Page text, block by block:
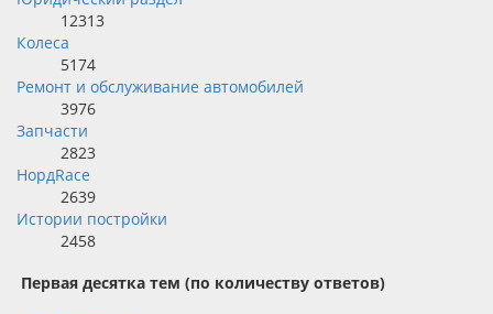
12313
Колеса
5174
Ремонт и обслуживание автомобилей
3976
Запчасти
2823
НордRace
2639
Истории постройки
2458
Первая десятка тем (по количеству ответов)